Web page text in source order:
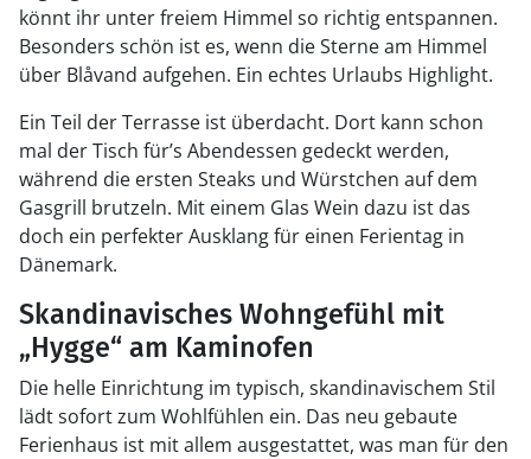
könnt ihr unter freiem Himmel so richtig entspannen.
Besonders schön ist es, wenn die Sterne am Himmel
über Blåvand aufgehen. Ein echtes Urlaubs Highlight.
Ein Teil der Terrasse ist überdacht. Dort kann schon
mal der Tisch für’s Abendessen gedeckt werden,
während die ersten Steaks und Würstchen auf dem
Gasgrill brutzeln. Mit einem Glas Wein dazu ist das
doch ein perfekter Ausklang für einen Ferientag in
Dänemark.
Skandinavisches Wohngefühl mit
„Hygge“ am Kaminofen
Die helle Einrichtung im typisch, skandinavischem Stil
lädt sofort zum Wohlfühlen ein. Das neu gebaute
Ferienhaus ist mit allem ausgestattet, was man für den